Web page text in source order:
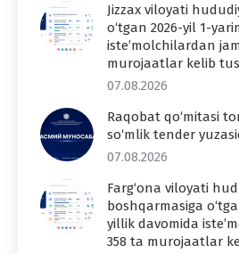
Jizzax viloyati
o‘tgan 2026-yil 1-
iste’molchilardan
murojaatlar kelib
07.08.2026
Raqobat qo‘mitasi
so‘mlik tender
07.08.2026
Farg‘ona viloyati
boshqarmasiga
yillik davomida
358 ta murojaatlar